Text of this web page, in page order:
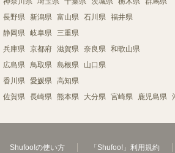
長野県 新潟県 富山県 石川県 福井県
静岡県 岐阜県 三重県
兵庫県 京都府 滋賀県 奈良県 和歌山県
広島県 鳥取県 島根県 山口県
香川県 愛媛県 高知県
佐賀県 長崎県 熊本県 大分県 宮崎県 鹿児島県
Shufoo!の使い方 「Shufoo!」利用規約